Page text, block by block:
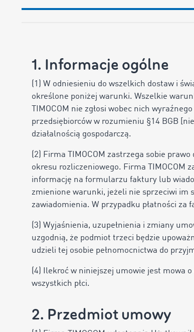
1. Informacje ogólne
(1) W odniesieniu do wszelkich dostaw i
określone poniżej warunki. Wszelkie
TIMOCOM nie zgłosi wobec nich
przedsiębiorców w rozumieniu §14 BGB
działalnością gospodarczą.
(2) Firma TIMOCOM zastrzega sobie
okresu rozliczeniowego. Firma TIMOCOM
informację na formularzu faktury lub
zmienione warunki, jeżeli nie sprzeciwi im
zawiadomienia. W przypadku płatności za
(3) Wyjaśnienia, uzupełnienia i zmiany
uzgodnią, że podmiot trzeci będzie
udzieli tej osobie pełnomocnictwa do
(4) Ilekroć w niniejszej umowie jest mowa
wszystkich płci.
2. Przedmiot umowy